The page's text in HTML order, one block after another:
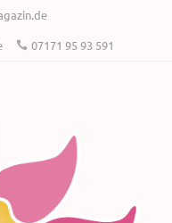
07171 95 93 591